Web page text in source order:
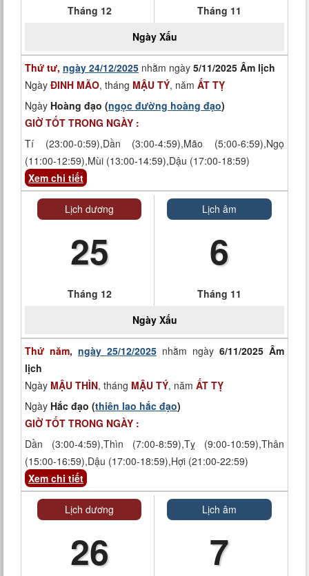
Tháng 12
Tháng 11
Ngày Xấu
Thứ tư, ngày 24/12/2025 nhằm ngày 5/11/2025 Âm lịch
Ngày ĐINH MÃO, tháng MẬU TÝ, năm ẤT TỴ
Ngày Hoàng đạo (ngọc đường hoàng đạo)
GIỜ TỐT TRONG NGÀY :
Tí (23:00-0:59),Dần (3:00-4:59),Mão (5:00-6:59),Ngọ
(11:00-12:59),Mùi (13:00-14:59),Dậu (17:00-18:59)
Xem chi tiết
Lịch dương
25
Tháng 12
Lịch âm
6
Tháng 11
Ngày Xấu
Thứ năm, ngày 25/12/2025 nhằm ngày 6/11/2025 Âm
lịch
Ngày MẬU THÌN, tháng MẬU TÝ, năm ẤT TỴ
Ngày Hắc đạo (thiên lao hắc đạo)
GIỜ TỐT TRONG NGÀY :
Dần (3:00-4:59),Thìn (7:00-8:59),Tỵ (9:00-10:59),Thân
(15:00-16:59),Dậu (17:00-18:59),Hợi (21:00-22:59)
Xem chi tiết
Lịch dương
26
Lịch âm
7